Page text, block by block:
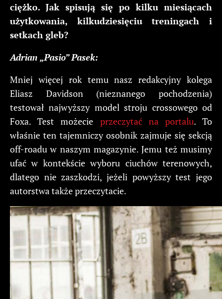
ciężko. Jak spisują się po kilku miesiącach
użytkowania, kilkudziesięciu treningach i
setkach gleb?
Adrian „Pasio” Pasek:
Mniej więcej rok temu nasz redakcyjny kolega
Eliasz Davidson (nieznanego pochodzenia)
testował najwyższy model stroju crossowego od
Foxa. Test możecie przeczytać na portalu. To
właśnie ten tajemniczy osobnik zajmuje się sekcją
off-roadu w naszym magazynie. Jemu też musimy
ufać w kontekście wyboru ciuchów terenowych,
dlatego nie zaszkodzi, jeżeli powyższy test jego
autorstwa także przeczytacie.